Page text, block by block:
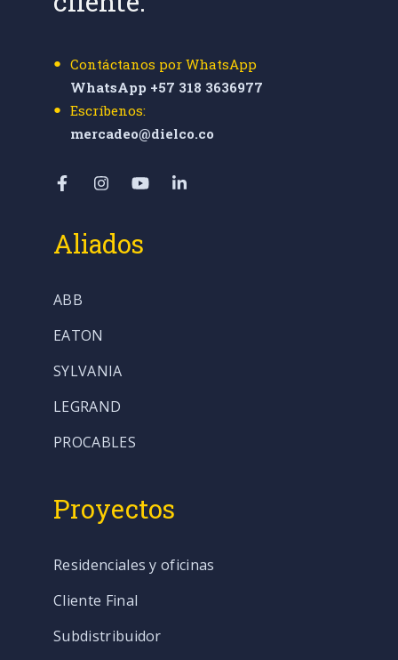
Contáctanos por WhatsApp
WhatsApp +57 318 3636977
Escríbenos:
mercadeo@dielco.co
Aliados
ABB
EATON
SYLVANIA
LEGRAND
PROCABLES
Proyectos
Residenciales y oficinas
Cliente Final
Subdistribuidor